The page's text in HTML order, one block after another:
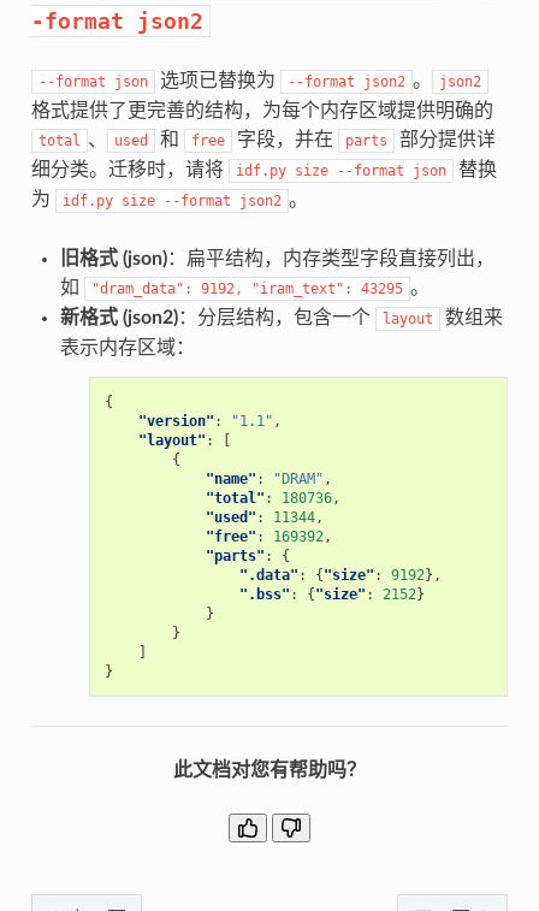
-format
json2
--format json 选项已替换为 --format json2 。 json2
格式提供了更完善的结构，为每个内存区域提供明确的
total 、 used 和 free 字段，并在 parts
部分提供详
细分类。迁移时，请将
idf.py size --format json
替换
为
idf.py size --format json2 。
旧格式 (json)：扁平结构，内存类型字段直接列出，
如
"dram_data": 9192, "iram_text": 43295 。
新格式 (json2)：分层结构，包含一个 layout
数组来
表示内存区域：
{
"version" : "1.1" ,
"layout" :
[
{
"name" : "DRAM" ,
"total" : 180736,
"used" : 11344,
"free" : 169392,
"parts" :
{
".data" : {"size" : 9192},
".bss" : {"size" : 2152}
}
}
]
}
此文档对您有帮助吗？